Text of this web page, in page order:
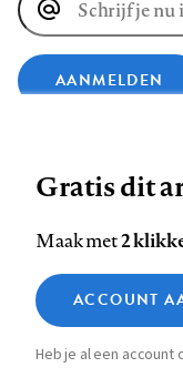
E-
mailadres
AANMELDEN
op
Facebook
op
LinkedIn
op
Footer
Contact Colofon
Zie onze cookie policy
Analytische cookies
Marketing cookies
Gratis dit
Maak met2
ACCOUNT
Heb je al een